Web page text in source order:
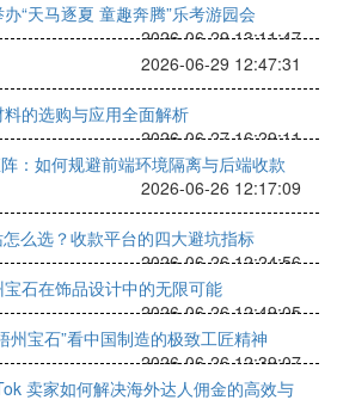
“天马逐夏 童趣奔腾”乐考游园会
2026-06-29 13:11:47
2026-06-29 12:47:31
的选购与应用全面解析
2026-06-27 16:29:11
：如何规避前端环境隔离与后端收款
2026-06-26 12:17:09
么选？收款平台的四大避坑指标
2026-06-26 12:24:56
石在饰品设计中的无限可能
2026-06-26 12:49:05
州宝石”看中国制造的极致工匠精神
2026-06-26 12:39:07
卖家如何解决海外达人佣金的高效与